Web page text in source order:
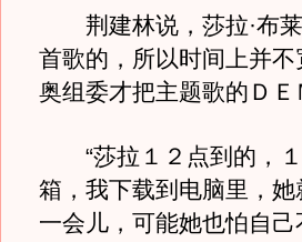
荆建林说，莎拉·布莱
首歌的，所以时间上并
奥组委才把主题歌的Ｄ
“莎拉１２点到的，１
箱，我下载到电脑里，
一会儿，可能她也怕自